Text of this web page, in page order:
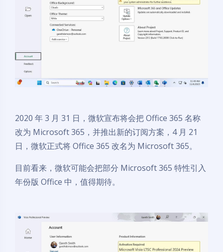
2020 年 3 月 31 日，微软宣布将会把 Office 365 名称
改为 Microsoft 365，并推出新的订阅方案，4 月 21
日，微软正式将 Office 365 改名为 Microsoft 365。
目前看来，微软可能会把部分 Microsoft 365 特性引入
年份版 Office 中，值得期待。